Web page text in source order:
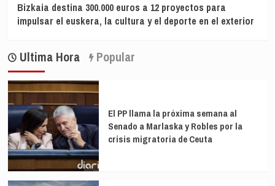
Bizkaia destina 300.000 euros a 12 proyectos para
impulsar el euskera, la cultura y el deporte en el exterior
Ultima Hora Popular
El PP llama la próxima semana al
Senado a Marlaska y Robles por la
crisis migratoria de Ceuta